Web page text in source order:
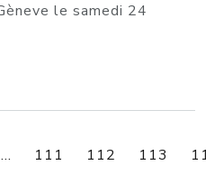
le samedi 24
… 111 112 113